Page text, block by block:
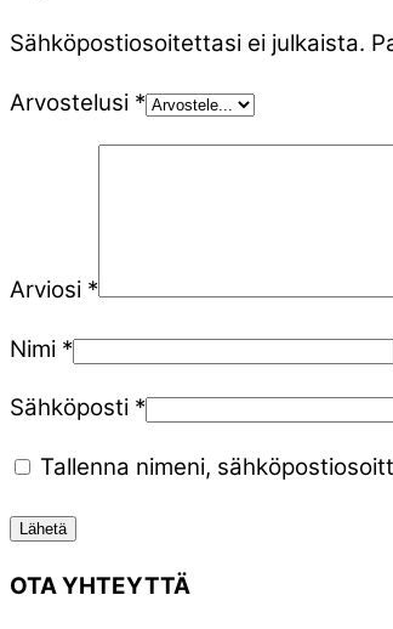
Sähköpostiosoitettasi ei julkaista.
Arvostelusi *
Arviosi *
Nimi *
Sähköposti *
Tallenna nimeni,
OTA YHTEYTTÄ